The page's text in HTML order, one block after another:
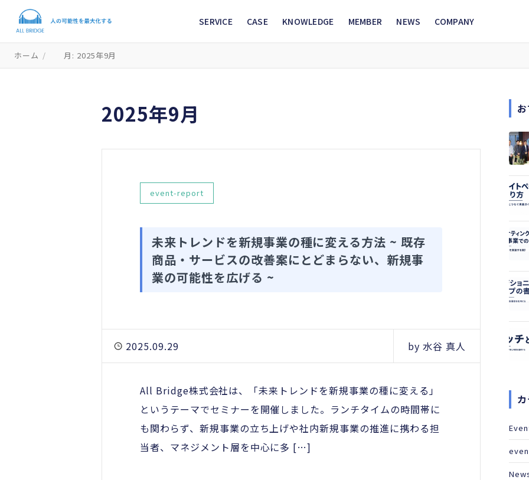
SERVICE CASE KNOWLEDGE MEMBER NEWS COMPANY
ホーム / 月: 2025年9月
2025年9月
event-report
未来トレンドを新規事業の種に変える方法 ~ 既存
商品・サービスの改善案にとどまらない、新規事
業の可能性を広げる ~
2025.09.29 by 水谷 真人
All Bridge株式会社は、「未来トレンドを新規事業の種に変える」
というテーマでセミナーを開催しました。ランチタイムの時間帯に
も関わらず、新規事業の立ち上げや社内新規事業の推進に携わる担
当者、マネジメント層を中心に多 […]